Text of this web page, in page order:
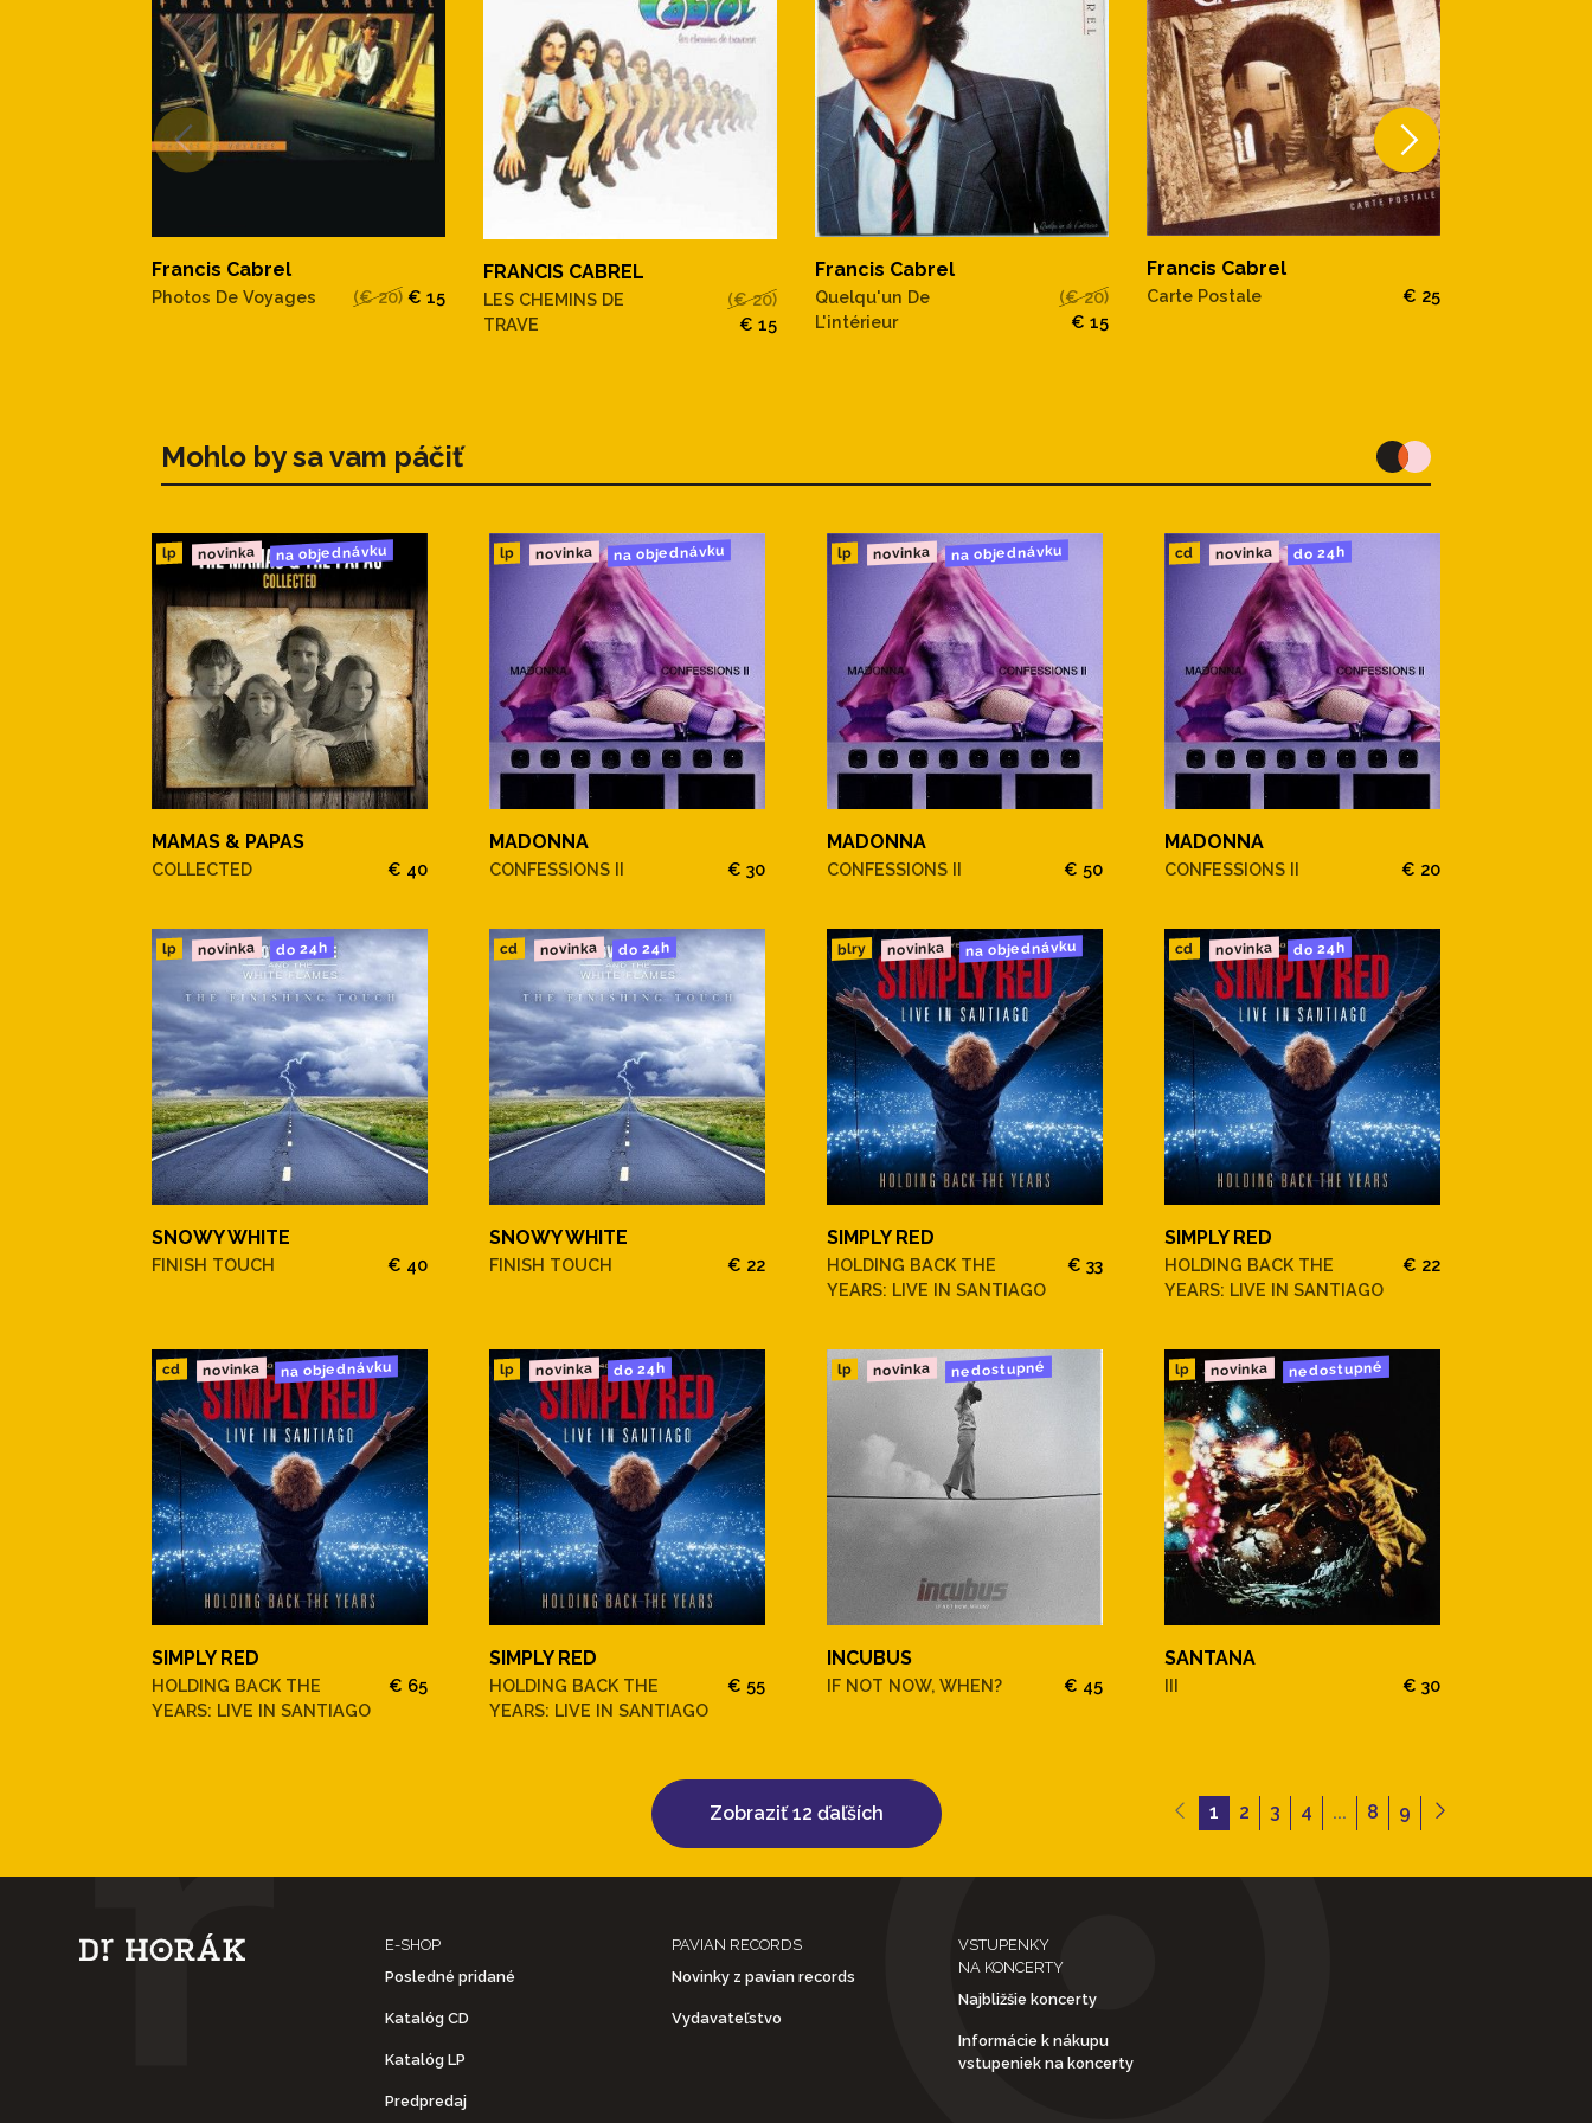
Francis Cabrel
Photos De Voyages (€ 20) € 15
FRANCIS CABREL
LES CHEMINS DE
TRAVE
(€ 20)
€ 15
Francis Cabrel
Quelqu'un De
L'intérieur
(€ 20)
€ 15
Francis Cabrel
Carte Postale € 25
Mohlo by sa vam páčiť
lp novinka na objednávku
MAMAS & PAPAS
COLLECTED € 40
lp novinka na objednávku
MADONNA
CONFESSIONS II € 30
lp novinka na objednávku
MADONNA
CONFESSIONS II € 50
cd novinka do 24h
MADONNA
CONFESSIONS II € 20
lp novinka do 24h
SNOWY WHITE
FINISH TOUCH € 40
cd novinka do 24h
SNOWY WHITE
FINISH TOUCH € 22
blry novinka na objednávku
SIMPLY RED
HOLDING BACK THE
YEARS: LIVE IN SANTIAGO
€ 33
cd novinka do 24h
SIMPLY RED
HOLDING BACK THE
YEARS: LIVE IN SANTIAGO
€ 22
cd novinka na objednávku
SIMPLY RED
HOLDING BACK THE
YEARS: LIVE IN SANTIAGO
€ 65
lp novinka do 24h
SIMPLY RED
HOLDING BACK THE
YEARS: LIVE IN SANTIAGO
€ 55
lp novinka nedostupné
INCUBUS
IF NOT NOW, WHEN? € 45
lp novinka nedostupné
SANTANA
III € 30
Zobraziť 12 ďaľších 1 2 3 4 ... 8 9
E-SHOP
Posledné pridané
Katalóg CD
Katalóg LP
Predpredaj
PAVIAN RECORDS
Novinky z pavian records
Vydavateľstvo
VSTUPENKY
NA KONCERTY
Najbližšie koncerty
Informácie k nákupu
vstupeniek na koncerty